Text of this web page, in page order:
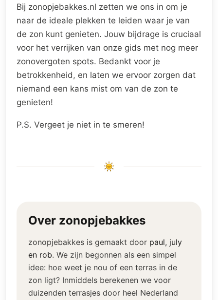
Bij zonopjebakkes.nl zetten we ons in om je
naar de ideale plekken te leiden waar je van
de zon kunt genieten. Jouw bijdrage is cruciaal
voor het verrijken van onze gids met nog meer
zonovergoten spots. Bedankt voor je
betrokkenheid, en laten we ervoor zorgen dat
niemand een kans mist om van de zon te
genieten!
P.S. Vergeet je niet in te smeren!
Over zonopjebakkes
zonopjebakkes is gemaakt door paul, july
en rob. We zijn begonnen als een simpel
idee: hoe weet je nou of een terras in de
zon ligt? Inmiddels berekenen we voor
duizenden terrasjes door heel Nederland